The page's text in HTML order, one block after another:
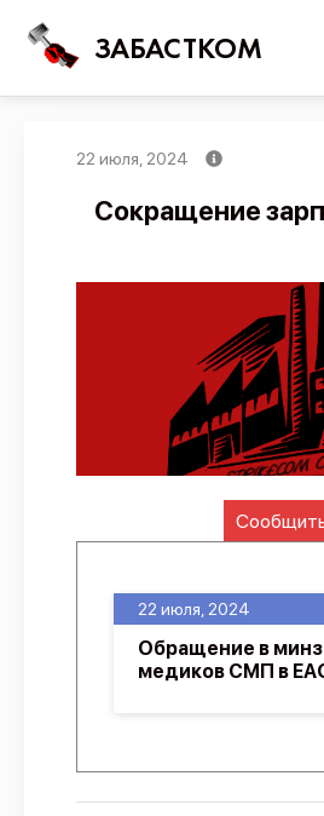
ЗАБАСТКОМ
Новости
Карта
Трудовые
Отчеты
Предложить
API
Политика
22 июля, 2024
Сокращение
22 июля, 2024
Обращение в
медиков СМП в